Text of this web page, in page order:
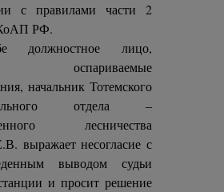
с правилами части 2
РФ.
должностное лицо,
оспариваемые
начальник Тотемского
отдела –
лесничества
выражает несогласие с
выводом судьи
и просит решение